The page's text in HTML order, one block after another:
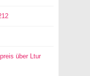
über Ltur